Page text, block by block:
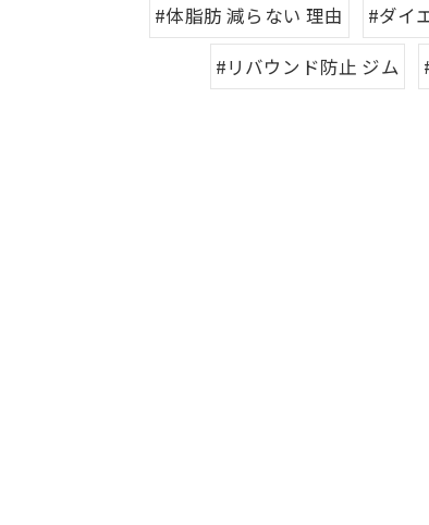
#体脂肪 減らない 理由
#ダイ
#リバウンド防止 ジム